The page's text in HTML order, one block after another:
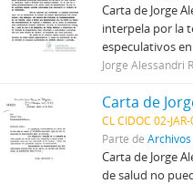
Carta de Jorge
interpela por la
especulativos
Jorge Alessandri
Carta de
CL CIDOC 02-
Parte de
Carta de Jorge
de salud no